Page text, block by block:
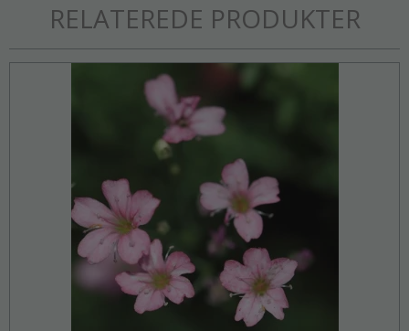
RELATEREDE PRODUKTER